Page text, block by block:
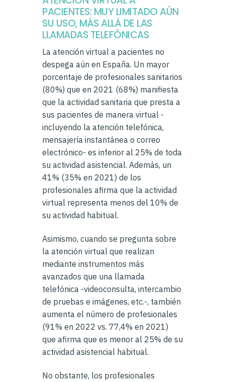
PACIENTES: MUY LIMITADO AÚN
SU USO, MÁS ALLÁ DE LAS
LLAMADAS TELEFÓNICAS
La atención virtual a pacientes no
despega aún en España. Un mayor
porcentaje de profesionales sanitarios
(80%) que en 2021 (68%) manifiesta
que la actividad sanitaria que presta a
sus pacientes de manera virtual -
incluyendo la atención telefónica,
mensajería instantánea o correo
electrónico- es inferior al 25% de toda
su actividad asistencial. Además, un
41% (35% en 2021) de los
profesionales afirma que la actividad
virtual representa menos del 10% de
su actividad habitual.
Asimismo, cuando se pregunta sobre
la atención virtual que realizan
mediante instrumentos más
avanzados que una llamada
telefónica -videoconsulta, intercambio
de pruebas e imágenes, etc.-, también
aumenta el número de profesionales
(91% en 2022 vs. 77,4% en 2021)
que afirma que es menor al 25% de su
actividad asistencial habitual.
No obstante, los profesionales